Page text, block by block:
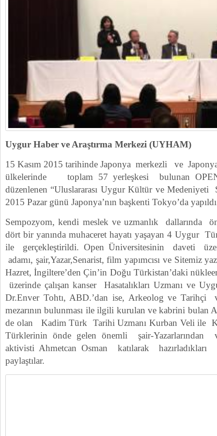
Uygur Haber ve Araştırma Merkezi (UYHAM)
15 Kasım 2015 tarihinde Japonya merkezli ve
ülkelerinde toplam 57 yerleşkesi bulunan OPEN
düzenlenen “Uluslararası Uygur Kültür ve Medeniyeti
2015 Pazar günü Japonya’nın başkenti Tokyo’da
Sempozyom, kendi meslek ve uzmanlık dallarında
dört bir yanında muhaceret hayatı yaşayan 4 Uygur
ile gerçekleştirildi. Open Üniversitesinin daveti
adamı, şair,Yazar,Senarist, film yapımcısı ve Sitemiz
Hazret, İngiltere’den Çin’in Doğu Türkistan’daki
üzerinde çalışan kanser Hasatalıkları Uzmanı ve
Dr.Enver Tohtı, ABD.’dan ise, Arkeolog ve Tarihçi
mezarının bulunması ile ilgili kurulan ve kabrini bulan
de olan Kadim Türk Tarihi Uzmanı Kurban Veli ile
Türklerinin önde gelen önemli şair-Yazarlarından
aktivisti Ahmetcan Osman katılarak hazırladıkları
paylaştılar.